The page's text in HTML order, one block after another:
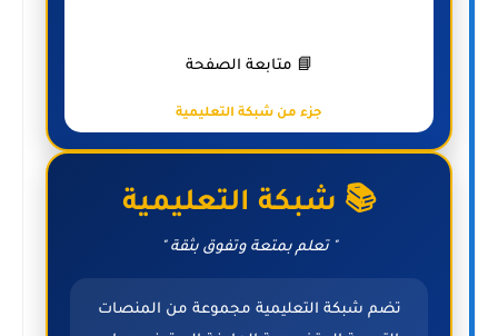
📘 متابعة الصفحة
جزء من شبكة التعليمية
📚 شبكة التعليمية
" تعلم بمتعة وتفوق بثقة "
تضم شبكة التعليمية مجموعة من المنصات